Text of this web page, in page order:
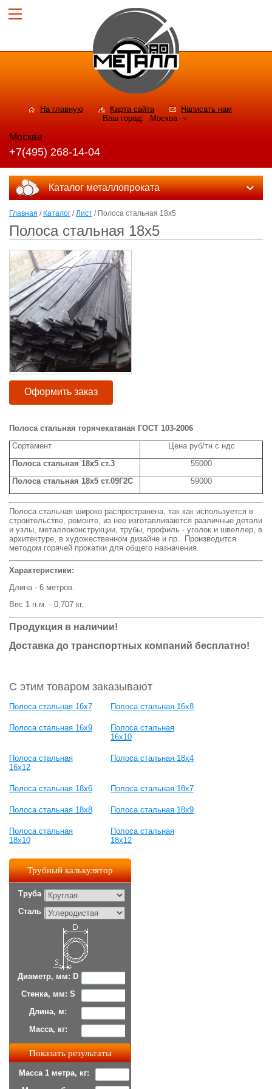
На главную Карта сайта
Написать нам
Ваш город:
Москва
Москва
+7(495) 268-14-04
Каталог металлопроката
Главная / Каталог /Лист / Полоса стальная 18х5
Полоса стальная 18х5
Оформить заказ
Полоса стальная горячекатаная ГОСТ 103-2006
Сортамент
Цена руб/тн с ндс
Полоса стальная 18х5 ст.3
55000
Полоса стальная 18х5 ст.09Г2С
59000
Полоса стальная широко распространена, так как используется в
строительстве, ремонте, из нее изготавливаются различные детали
и узлы, металлоконструкции, трубы, профиль - уголок и швеллер, в
архитектуре, в художественном дизайне и пр.. Производится
методом горячей прокатки для общего назначения.
Характеристики:
Длина - 6 метров.
Вес 1 п.м. - 0,707 кг.
Продукция в наличии!
Доставка до транспортных компаний бесплатно!
С этим товаром заказывают
Полоса стальная 16х7 Полоса стальная 16х8
Полоса стальная 16х9
Полоса стальная
16х10
Полоса стальная
16х12
Полоса стальная 18х4
Полоса стальная 18х6 Полоса стальная 18х7
Полоса стальная 18х8 Полоса стальная 18х9
Полоса стальная
18х10
Полоса стальная
18х12
Трубный калькулятор
Труба
Сталь
Диаметр, мм: D
Стенка, мм: S
Длина, м:
Масса, кг:
Масса 1 метра, кг: